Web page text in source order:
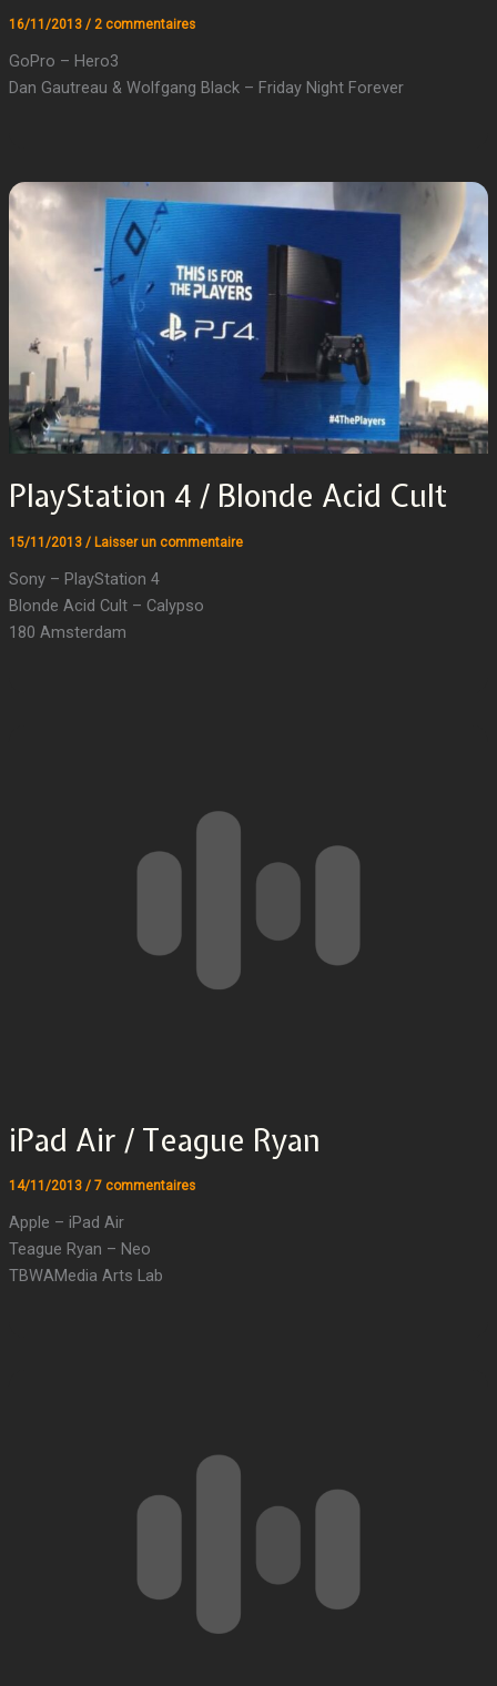
16/11/2013 / 2 commentaires
GoPro – Hero3
Dan Gautreau & Wolfgang Black – Friday Night Forever
PlayStation 4 / Blonde Acid Cult
15/11/2013 / Laisser un commentaire
Sony – PlayStation 4
Blonde Acid Cult – Calypso
180 Amsterdam
iPad Air / Teague Ryan
14/11/2013 / 7 commentaires
Apple – iPad Air
Teague Ryan – Neo
TBWAMedia Arts Lab